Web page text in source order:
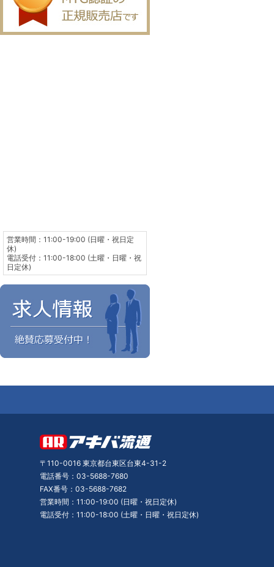
営業時間：11:00-19:00 (日曜・祝日定
休)
電話受付：11:00-18:00 (土曜・日曜・祝
日定休)
〒110-0016 東京都台東区台東4-31-2
電話番号：03-5688-7680
FAX番号：03-5688-7682
営業時間：11:00-19:00 (日曜・祝日定休)
電話受付：11:00-18:00 (土曜・日曜・祝日定休)